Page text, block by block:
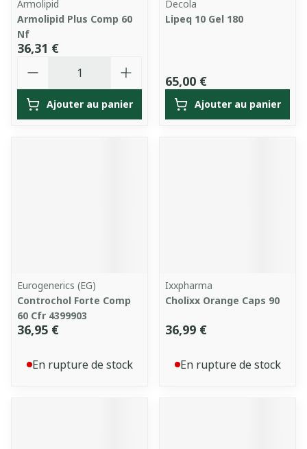
Armolipid
Armolipid Plus Comp 60
Nf
36,31 €
Ajouter au panier
Decola
Lipeq 10 Gel 180
65,00 €
Ajouter au panier
Eurogenerics (EG)
Controchol Forte Comp
60 Cfr 4399903
36,95 €
En rupture de stock
Ixxpharma
Cholixx Orange Caps 90
36,99 €
En rupture de stock